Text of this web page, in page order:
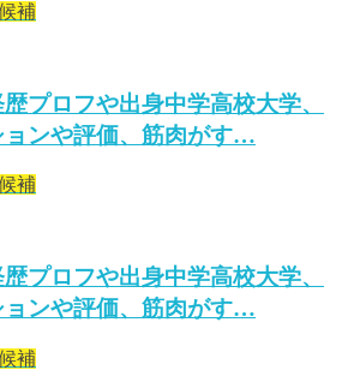
補
プロフや出身中学高校大学、
ョンや評価、筋肉がす…
補
プロフや出身中学高校大学、
ョンや評価、筋肉がす…
補